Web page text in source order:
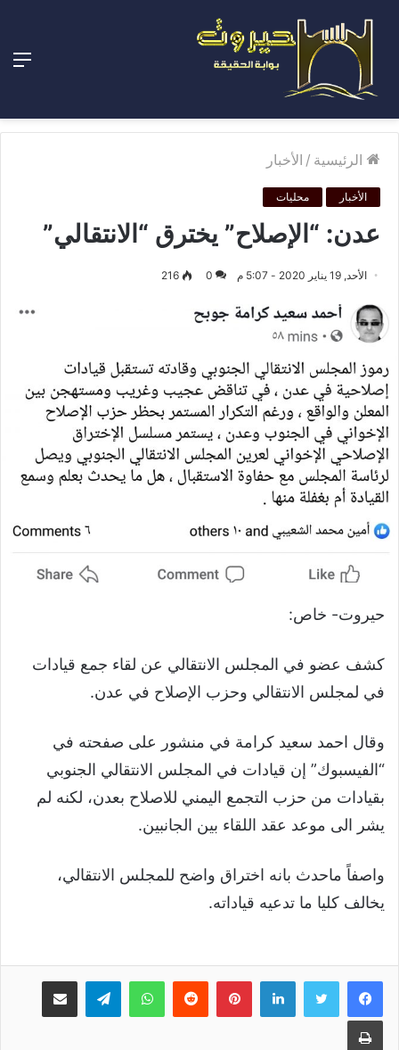
الرئيسية / الأخبار
الأخبار محليات
عدن: “الإصلاح” يخترق “الانتقالي”
الأحد, 19 يناير 2020 - 5:07 م 0
216
حيروت- خاص:
كشف عضو في المجلس الانتقالي عن لقاء جمع قيادات
في لمجلس الانتقالي وحزب الإصلاح في عدن.
وقال احمد سعيد كرامة في منشور على صفحته في
“الفيسبوك” إن قيادات في المجلس الانتقالي الجنوبي
بقيادات من حزب التجمع اليمني للاصلاح بعدن، لكنه لم
يشر الى موعد عقد اللقاء بين الجانبين.
واصفاً ماحدث بانه اختراق واضح للمجلس الانتقالي،
يخالف كليا ما تدعيه قياداته.
لينكدإنبينتيريست واتسابتيلقرام مشاركة عبر البريد
طباعة